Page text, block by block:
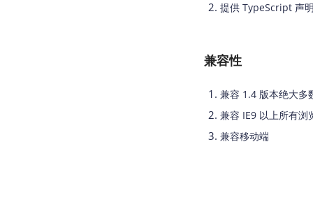
提供 TypeScript 声
兼容性
兼容 1.4 版本绝大多
兼容 IE9 以上所有浏
兼容移动端